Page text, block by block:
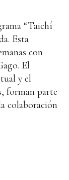
“Taichí
Esta
con
El
y el
forman parte
colaboración